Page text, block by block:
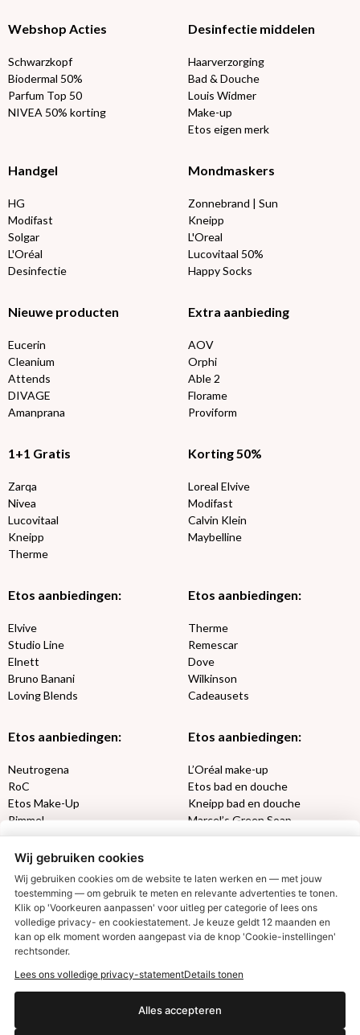
Webshop Acties
Schwarzkopf
Biodermal 50%
Parfum Top 50
NIVEA 50% korting
Desinfectie middelen
Haarverzorging
Bad & Douche
Louis Widmer
Make-up
Etos eigen merk
Handgel
HG
Modifast
Solgar
L'Oréal
Desinfectie
Mondmaskers
Zonnebrand | Sun
Kneipp
L'Oreal
Lucovitaal 50%
Happy Socks
Nieuwe producten
Eucerin
Cleanium
Attends
DIVAGE
Amanprana
Extra aanbieding
AOV
Orphi
Able 2
Florame
Proviform
1+1 Gratis
Zarqa
Nivea
Lucovitaal
Kneipp
Therme
Korting 50%
Loreal Elvive
Modifast
Calvin Klein
Maybelline
Etos aanbiedingen:
Elvive
Studio Line
Elnett
Bruno Banani
Loving Blends
Etos aanbiedingen:
Therme
Remescar
Dove
Wilkinson
Cadeausets
Etos aanbiedingen:
Neutrogena
RoC
Etos Make-Up
Rimmel
Max Factor
Etos aanbiedingen:
L’Oréal make-up
Etos bad en douche
Kneipp bad en douche
Marcel’s Green Soap
Oral-B
Etos aanbiedingen:
Aussie
Gillette
Gezichtsverzorging
Syoss
DETOXEN
Always
Libresse
Gliss Kur
Etos billendoekjes
Wij gebruiken cookies
Wij gebruiken cookies om de website te laten werken en — met jouw
toestemming — om gebruik te meten en relevante advertenties te tonen.
Klik op 'Voorkeuren aanpassen' voor uitleg per categorie of lees ons
volledige privacy- en cookiestatement. Je keuze geldt 12 maanden en
kan op elk moment worden aangepast via de knop 'Cookie-instellingen'
rechtsonder.
Lees ons volledige privacy-statementDetails tonen
Alles accepteren
€2,50 korting?
Ja, ik wil korting